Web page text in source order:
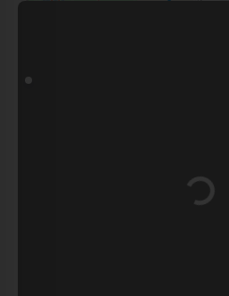
Wird geladen …